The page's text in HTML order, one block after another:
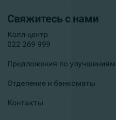
Свяжитесь с нами
Колл-центр
022 269 999
Предложения по улучшениям
Отделение и банкоматы
Контакты